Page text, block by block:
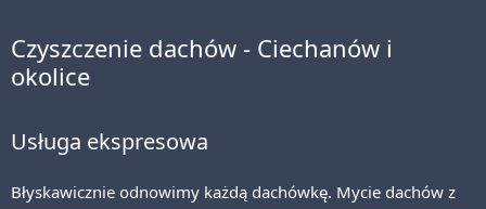
Czyszczenie dachów - Ciechanów i
okolice
Usługa ekspresowa
Błyskawicznie odnowimy każdą dachówkę. Mycie dachów z